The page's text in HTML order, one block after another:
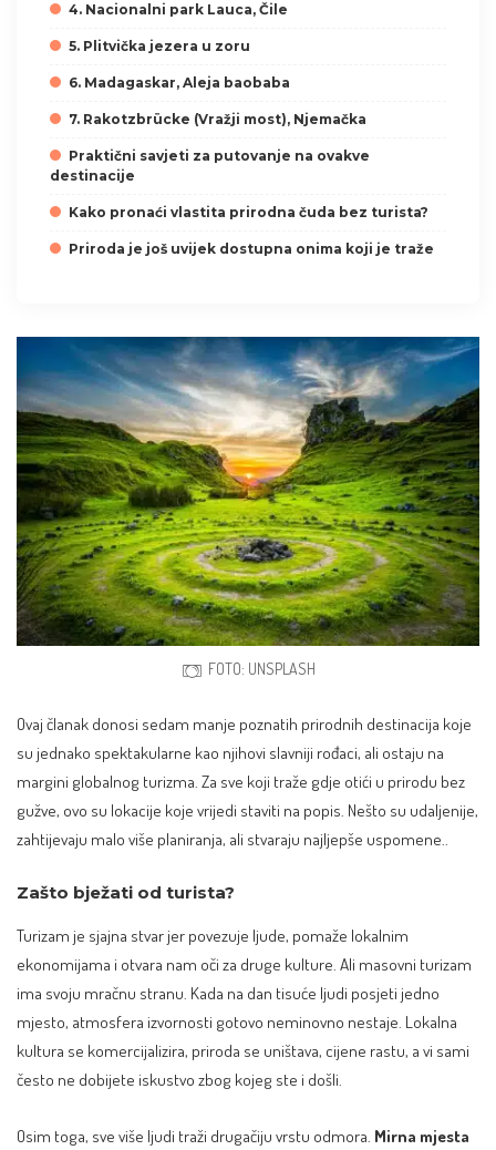
4. Nacionalni park Lauca, Čile
5. Plitvička jezera u zoru
6. Madagaskar, Aleja baobaba
7. Rakotzbrücke (Vražji most), Njemačka
Praktični savjeti za putovanje na ovakve
destinacije
Kako pronaći vlastita prirodna čuda bez turista?
Priroda je još uvijek dostupna onima koji je traže
FOTO: UNSPLASH
Ovaj članak donosi sedam manje poznatih prirodnih destinacija koje
su jednako spektakularne kao njihovi slavniji rođaci, ali ostaju na
margini globalnog turizma. Za sve koji traže gdje otići u prirodu bez
gužve, ovo su lokacije koje vrijedi staviti na popis. Nešto su udaljenije,
zahtijevaju malo više planiranja, ali stvaraju najljepše uspomene..
Zašto bježati od turista?
Turizam je sjajna stvar jer povezuje ljude, pomaže lokalnim
ekonomijama i otvara nam oči za druge kulture. Ali masovni turizam
ima svoju mračnu stranu. Kada na dan tisuće ljudi posjeti jedno
mjesto, atmosfera izvornosti gotovo neminovno nestaje. Lokalna
kultura se komercijalizira, priroda se uništava, cijene rastu, a vi sami
često ne dobijete iskustvo zbog kojeg ste i došli.
Osim toga, sve više ljudi traži drugačiju vrstu odmora. Mirna mjesta